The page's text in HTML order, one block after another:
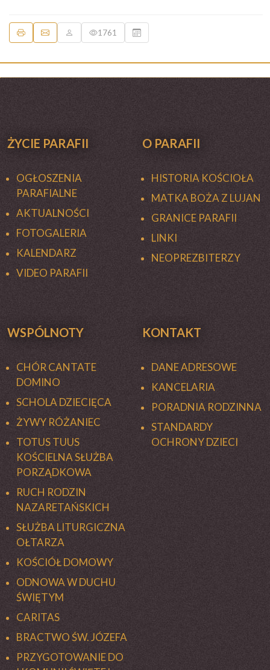
1761
ŻYCIE PARAFII
OGŁOSZENIA
PARAFIALNE
AKTUALNOŚCI
FOTOGALERIA
KALENDARZ
VIDEO PARAFII
O PARAFII
HISTORIA KOŚCIOŁA
MATKA BOŻA Z LUJAN
GRANICE PARAFII
LINKI
NEOPREZBITERZY
WSPÓLNOTY
CHÓR CANTATE
DOMINO
SCHOLA DZIECIĘCA
ŻYWY RÓŻANIEC
TOTUS TUUS
KOŚCIELNA SŁUŻBA
PORZĄDKOWA
RUCH RODZIN
NAZARETAŃSKICH
SŁUŻBA LITURGICZNA
OŁTARZA
KOŚCIÓŁ DOMOWY
ODNOWA W DUCHU
ŚWIĘTYM
CARITAS
BRACTWO ŚW. JÓZEFA
PRZYGOTOWANIE DO
KONTAKT
DANE ADRESOWE
KANCELARIA
PORADNIA RODZINNA
STANDARDY
OCHRONY DZIECI